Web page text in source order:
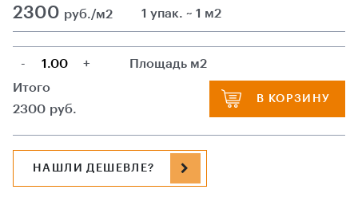
2300 руб./м2 1 упак. ~ 1 м2
- +
Площадь м2
Итого
2300 руб.
В КОРЗИНУ
НАШЛИ ДЕШЕВЛЕ?